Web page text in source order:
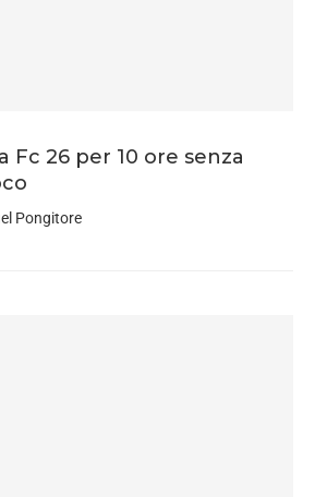
Fc 26 per 10 ore senza
Pongitore